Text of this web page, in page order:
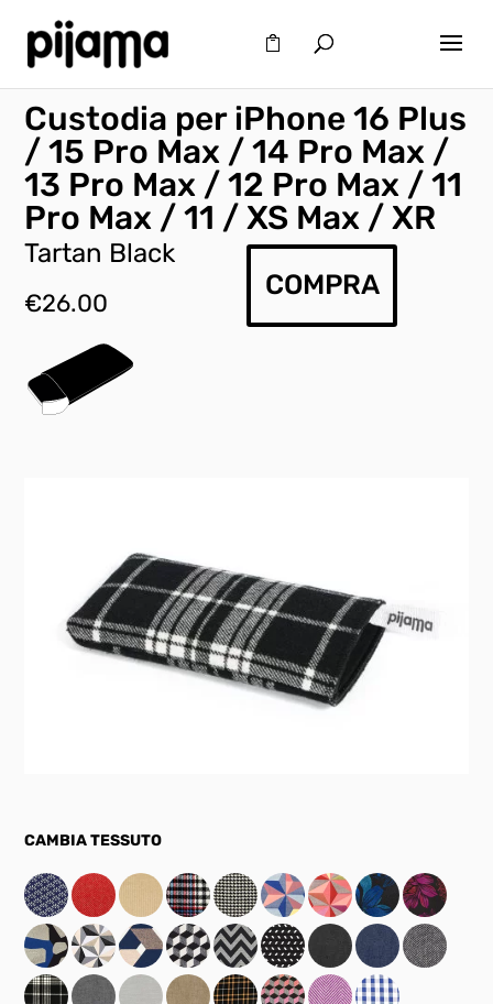
Custodia per iPhone 16 Plus
/ 15 Pro Max / 14 Pro Max /
13 Pro Max / 12 Pro Max / 11
Pro Max / 11 / XS Max / XR
Tartan Black
€26.00
COMPRA